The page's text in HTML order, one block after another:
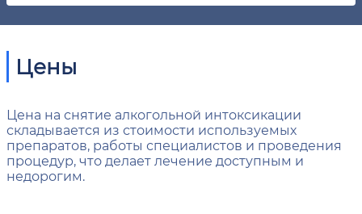
Цены
Цена на снятие алкогольной интоксикации
складывается из стоимости используемых
препаратов, работы специалистов и проведения
процедур, что делает лечение доступным и
недорогим.